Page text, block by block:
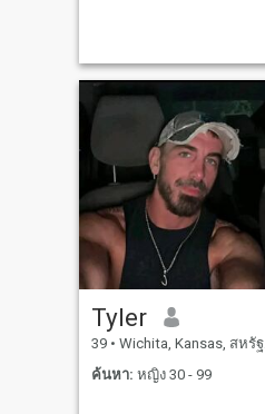
Tyler
39 • Wichita, Kansas, สหรัฐอเมริกา
ค้นหา: หญิง 30 - 99